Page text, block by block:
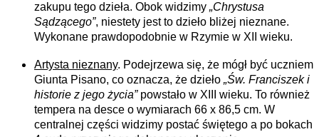
zakupu tego dzieła. Obok widzimy „Chrystusa
Sądzącego”, niestety jest to dzieło bliżej nieznane.
Wykonane prawdopodobnie w Rzymie w XII wieku.
Artysta nieznany. Podejrzewa się, że mógł być uczniem
Giunta Pisano, co oznacza, że dzieło „Św. Franciszek i
historie z jego życia”powstało w XIII wieku. To również
tempera na desce o wymiarach 66 x 86,5 cm. W
centralnej części widzimy postać świętego a po bokach